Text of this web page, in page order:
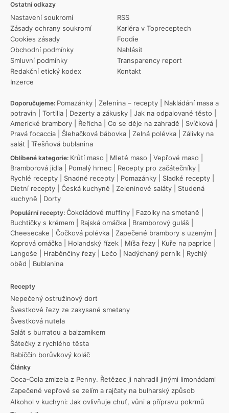
Ostatní odkazy
Nastavení soukromí
Zásady ochrany soukromí
Cookies zásady
Obchodní podmínky
Smluvní podmínky
Redakční etický kodex
Inzerce
RSS
Kariéra v Topreceptech
Foodie
Nahlásit
Transparency report
Kontakt
Doporučujeme: Pomazánky Zelenina – recepty
Nakládání masa a
potravin
Tortilla Dezerty a zákusky Jak na odpalované těsto
Americké brambory
Řeřicha Co se děje na zahradě Svíčková
Pravá focaccia
Šlehačková bábovka Zelná polévka
Zálivky na
salát
Třešňová bublanina
Oblíbené kategorie: Krůtí maso Mleté maso Vepřové maso
Bramborová jídla
Pomalý hrnec Recepty pro začátečníky
Rychlé recepty
Snadné recepty Pomazánky Sladké recepty
Dietní recepty
Česká kuchyně Zeleninové saláty
Studená
kuchyně
Dorty
Populární recepty: Čokoládové muffiny Fazolky na smetaně
Buchtičky s krémem
Rajská omáčka Bramborový guláš
Cheesecake
Čočková polévka Zapečené brambory s uzeným
Koprová omáčka
Holandský řízek Míša řezy Kuře na paprice
Langoše
Hraběnčiny řezy Lečo Nadýchaný perník
Rychlý
oběd
Bublanina
Recepty
Nepečený ostružinový dort
Švestkové řezy ze zakysané smetany
Švestková nutela
Salát s burratou a balzamikem
Šátečky z rychlého těsta
Babiččin borůvkový koláč
Články
Coca-Cola zmizela z Penny. Řetězec ji nahradil jinými limonádami
Zapečené vepřové se zelím a rajčaty na bulharský způsob
Alkohol v kuchyni: Jak ovlivňuje chuť, vůni a přípravu pokrmů